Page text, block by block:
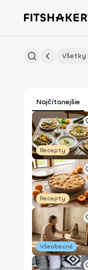
Všetky
Najčítanejšie
Recepty
Recepty
Všeobecné